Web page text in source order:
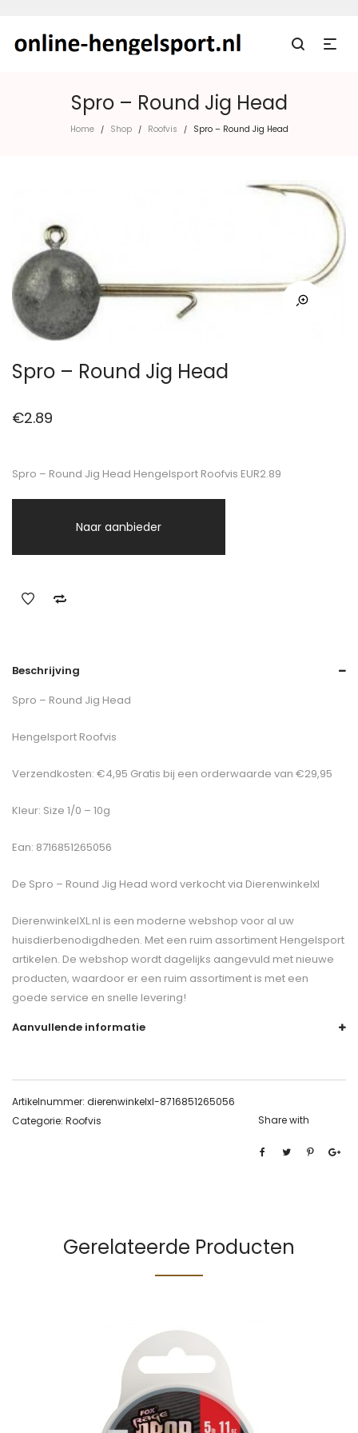
Spro – Round Jig Head
Home / Shop / Roofvis / Spro – Round Jig Head
Spro – Round Jig Head
€2.89
Spro – Round Jig Head Hengelsport Roofvis EUR2.89
Naar aanbieder
Beschrijving
Spro – Round Jig Head
Hengelsport Roofvis
Verzendkosten: €4,95 Gratis bij een orderwaarde van €29,95
Kleur: Size 1/0 – 10g
Ean: 8716851265056
De Spro – Round Jig Head word verkocht via Dierenwinkelxl
DierenwinkelXL.nl is een moderne webshop voor al uw
huisdierbenodigdheden. Met een ruim assortiment Hengelsport
artikelen. De webshop wordt dagelijks aangevuld met nieuwe
producten, waardoor er een ruim assortiment is met een
goede service en snelle levering!
Aanvullende informatie
Artikelnummer: dierenwinkelxl-8716851265056
Categorie: Roofvis Share with
Gerelateerde Producten